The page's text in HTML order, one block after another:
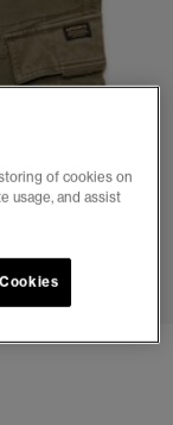
7
of cookies on
usage, and assist